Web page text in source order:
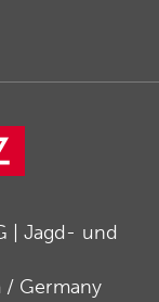
| Jagd- und
/ Germany